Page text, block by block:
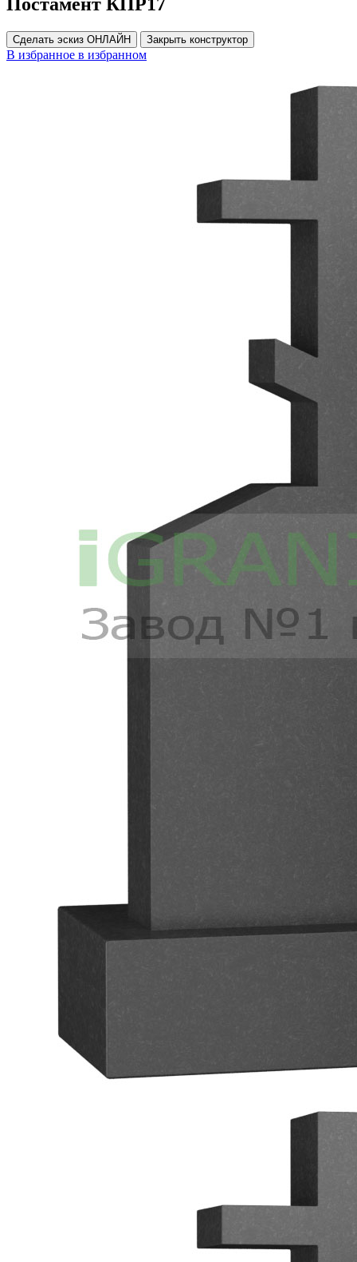
Постамент КПР17
Сделать эскиз ОНЛАЙН Закрыть конструктор
В избранное в избранном